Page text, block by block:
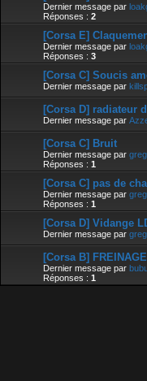
Dernier message par
Réponses : 2
[Corsa E]
Dernier message par
Réponses : 3
[Corsa C] Soucis
Dernier message par
[Corsa D] radiateur
Dernier message par
[Corsa C] Bruit
Dernier message par
Réponses : 1
[Corsa C] pas de
Dernier message par
Réponses : 1
[Corsa D] Vidange
Dernier message par
[Corsa B]
Dernier message par
Réponses : 1